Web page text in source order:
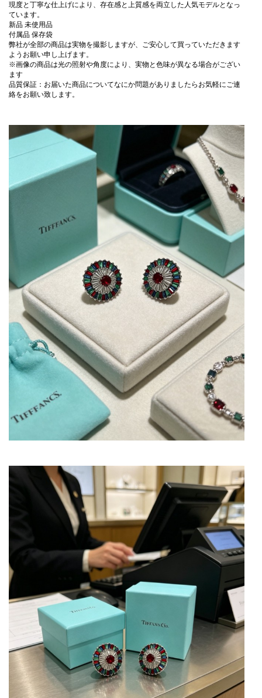
現度と丁寧な仕上げにより、存在感と上質感を両立した人気モデルとなっ
ています。
新品 未使用品
付属品 保存袋
弊社が全部の商品は実物を撮影しますが、ご安心して買っていただきます
ようお願い申し上げます。
※画像の商品は光の照射や角度により、実物と色味が異なる場合がござい
ます
品質保証：お届いた商品についてなにか問題がありましたらお気軽にご連
絡をお願い致します。